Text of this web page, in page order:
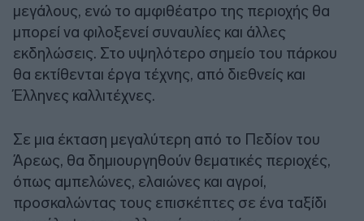
μεγάλους, ενώ το αμφιθέατρο της περιοχής θα
μπορεί να φιλοξενεί συναυλίες και άλλες
εκδηλώσεις. Στο υψηλότερο σημείο του πάρκου
θα εκτίθενται έργα τέχνης, από διεθνείς και
Έλληνες καλλιτέχνες.
Σε μια έκταση μεγαλύτερη από το Πεδίον του
Άρεως, θα δημιουργηθούν θεματικές περιοχές,
όπως αμπελώνες, ελαιώνες και αγροί,
προσκαλώντας τους επισκέπτες σε ένα ταξίδι